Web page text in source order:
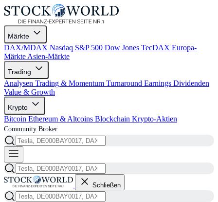
Märkte
DAX/MDAX Nasdaq S&P 500 Dow Jones TecDAX Europa-
Märkte Asien-Märkte
Trading
Analysen Trading & Momentum Turnaround Earnings Dividenden
Value & Growth
Krypto
Bitcoin Ethereum & Altcoins Blockchain Krypto-Aktien
Community Broker
Schließen